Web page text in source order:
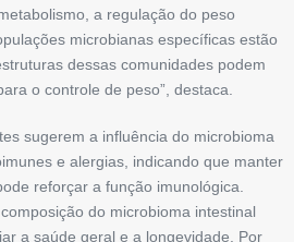
a regulação do peso
microbianas específicas estão
dessas comunidades podem
o controle de peso”, destaca.
sugerem a influência do microbioma
e alergias, indicando que manter
reforçar a função imunológica.
do microbioma intestinal
a saúde geral e a longevidade. Por